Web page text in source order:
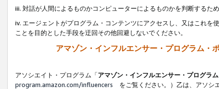
iii. 対話が人間によるものかコンピューターによるものかを判断するた
iv. エージェントがプログラム・コンテンツにアクセスし、又はこれ
ことを目的とした手段を迂回その他回避しないでください。
アマゾン・インフルエンサー・プログラム・
アソシエイト・プログラム「アマゾン・インフルエンサー・プログラム
program.amazon.com/influencers をご覧ください。）乙は、アソシ